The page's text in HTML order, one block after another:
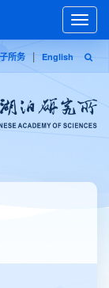
所务 | English
Toggle